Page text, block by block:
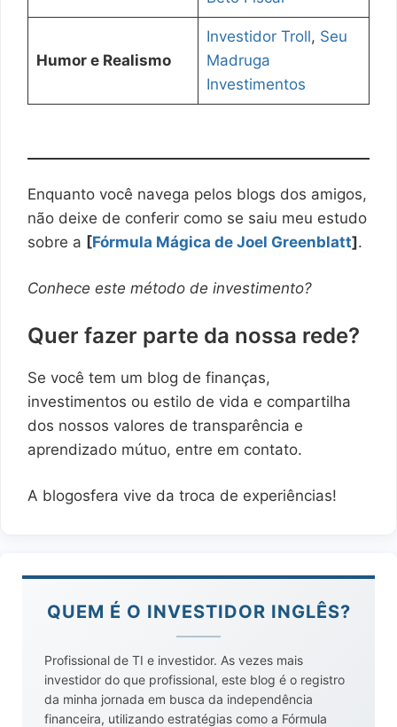
Humor e Realismo
Investidor Troll, Seu
Madruga
Investimentos
Enquanto você navega pelos blogs dos amigos,
não deixe de conferir como se saiu meu estudo
sobre a [Fórmula Mágica de Joel Greenblatt].
Conhece este método de investimento?
Quer fazer parte da nossa rede?
Se você tem um blog de finanças,
investimentos ou estilo de vida e compartilha
dos nossos valores de transparência e
aprendizado mútuo, entre em contato.
A blogosfera vive da troca de experiências!
QUEM É O INVESTIDOR INGLÊS?
Profissional de TI e investidor. As vezes mais
investidor do que profissional, este blog é o registro
da minha jornada em busca da independência
financeira, utilizando estratégias como a Fórmula